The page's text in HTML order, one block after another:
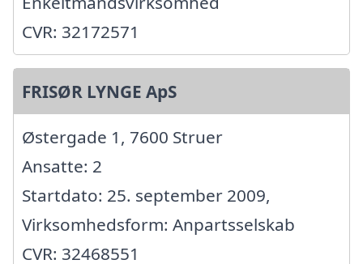
CVR: 32172571
FRISØR LYNGE ApS
Østergade 1, 7600 Struer
Ansatte: 2
Startdato: 25. september 2009,
Virksomhedsform: Anpartsselskab
CVR: 32468551